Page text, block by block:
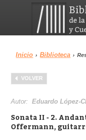
Menu
Biblioteca
Inicio › Biblioteca ›
VOLVER
Autor:Eduardo López-
Sonata II - 2.
Offermann,